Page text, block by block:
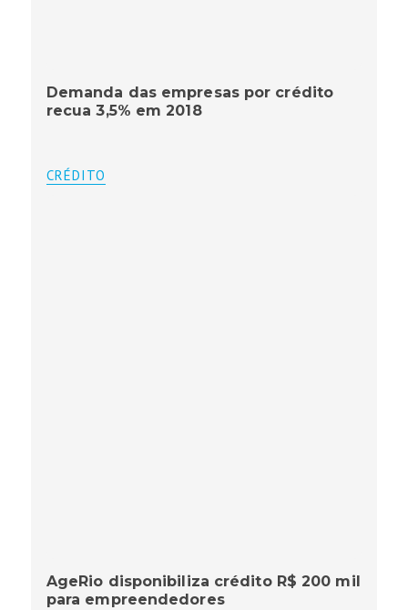
Demanda das empresas por crédito
recua 3,5% em 2018
CRÉDITO
AgeRio disponibiliza crédito R$ 200 mil
para empreendedores